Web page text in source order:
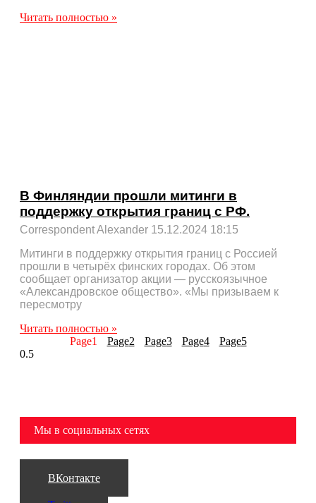
Читать полностью »
В Финляндии прошли митинги в
поддержку открытия границ с РФ.
Correspondent Alexander 15.12.2024 18:15
Митинги в поддержку открытия границ с Россией
прошли в четырёх финских городах. Об этом
сообщает организатор акции — русскоязычное
«Александровское общество». «Мы призываем к
пересмотру
Читать полностью »
Page1 Page2 Page3 Page4 Page5
Мы в социальных сетях
ВКонтакте